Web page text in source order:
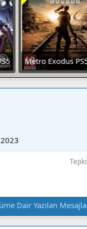
Metro Exodus
Dair Yazılan